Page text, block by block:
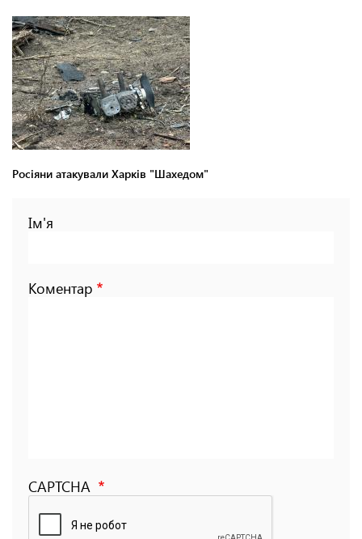
Росіяни атакували Харків "Шахедом"
Ім'я
Коментар
CAPTCHA